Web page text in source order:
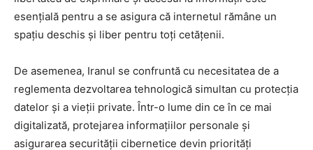
esențială pentru a se asigura că internetul rămâne un
spațiu deschis și liber pentru toți cetățenii.
De asemenea, Iranul se confruntă cu necesitatea de a
reglementa dezvoltarea tehnologică simultan cu protecția
datelor și a vieții private. Într-o lume din ce în ce mai
digitalizată, protejarea informațiilor personale și
asigurarea securității cibernetice devin priorități